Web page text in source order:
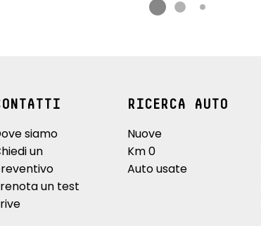
siamo
un
un test
RICERCA AUTO
Nuove
Km 0
Auto usate